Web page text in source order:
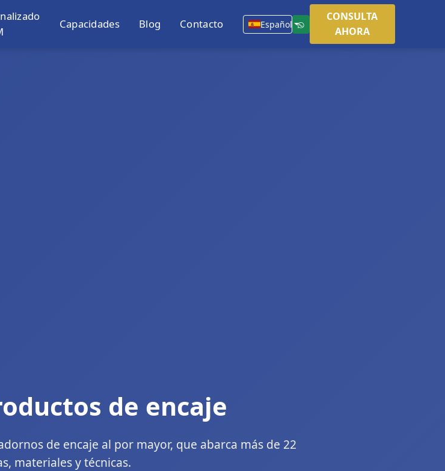
Capacidades Blog Contacto Español
CONSULTA
AHORA
de encaje
de encaje al por mayor, que abarca más de 22
materiales y técnicas.